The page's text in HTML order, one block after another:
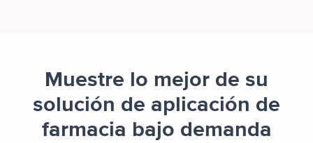
Muestre lo mejor de su
solución de aplicación de
farmacia bajo demanda